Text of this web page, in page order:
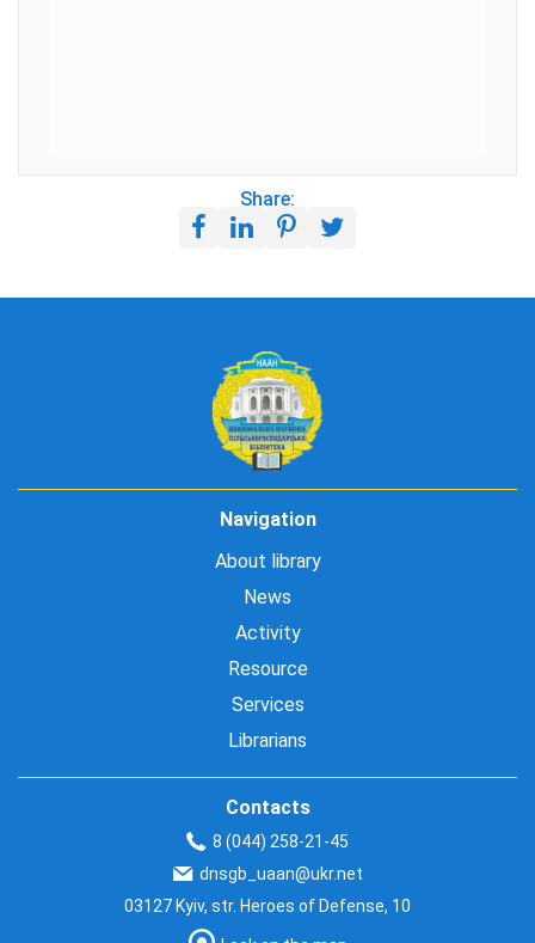
Share:
Navigation
About library
News
Activity
Resource
Services
Librarians
Contacts
8 (044) 258-21-45
dnsgb_uaan@ukr.net
03127 Kyiv, str. Heroes of Defense, 10